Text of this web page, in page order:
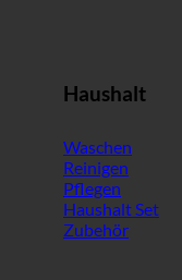
Haushalt
Waschen
Reinigen
Pflegen
Haushalt Set
Zubehör